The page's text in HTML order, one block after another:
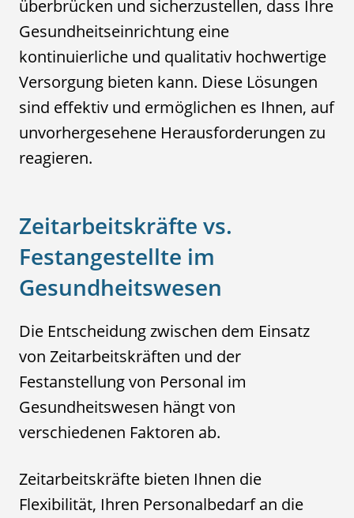
überbrücken und sicherzustellen, dass Ihre
Gesundheitseinrichtung eine
kontinuierliche und qualitativ hochwertige
Versorgung bieten kann. Diese Lösungen
sind effektiv und ermöglichen es Ihnen, auf
unvorhergesehene Herausforderungen zu
reagieren.
Zeitarbeitskräfte vs.
Festangestellte im
Gesundheitswesen
Die Entscheidung zwischen dem Einsatz
von Zeitarbeitskräften und der
Festanstellung von Personal im
Gesundheitswesen hängt von
verschiedenen Faktoren ab.
Zeitarbeitskräfte bieten Ihnen die
Flexibilität, Ihren Personalbedarf an die